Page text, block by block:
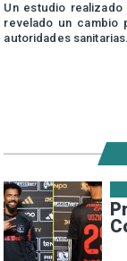
Un estudio
revelado un cambio
autoridades sanitarias.